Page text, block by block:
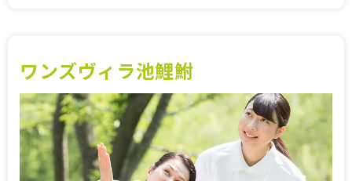
ワンズヴィラ池鯉鮒